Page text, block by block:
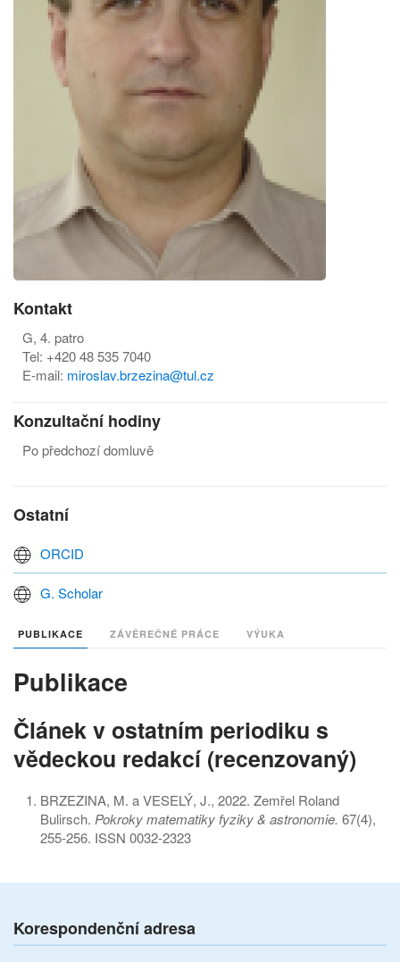
Kontakt
G, 4. patro
Tel: +420 48 535 7040
E-mail: miroslav.brzezina@tul.cz
Konzultační hodiny
Po předchozí domluvě
Ostatní
ORCID
G. Scholar
PUBLIKACE ZÁVĚREČNÉ PRÁCE VÝUKA
Publikace
Článek v ostatním periodiku s
vědeckou redakcí (recenzovaný)
BRZEZINA, M. a VESELÝ, J., 2022. Zemřel Roland
Bulirsch. Pokroky matematiky fyziky & astronomie. 67(4),
255-256. ISSN 0032-2323
Korespondenční adresa